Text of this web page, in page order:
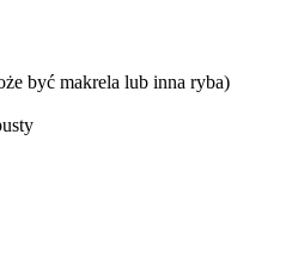
być makrela lub inna ryba)